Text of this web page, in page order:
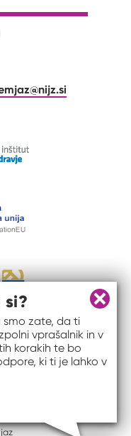
Zapri
si?
smo zate, da ti
vprašalnik in v
korakih te bo
ki ti je lahko v